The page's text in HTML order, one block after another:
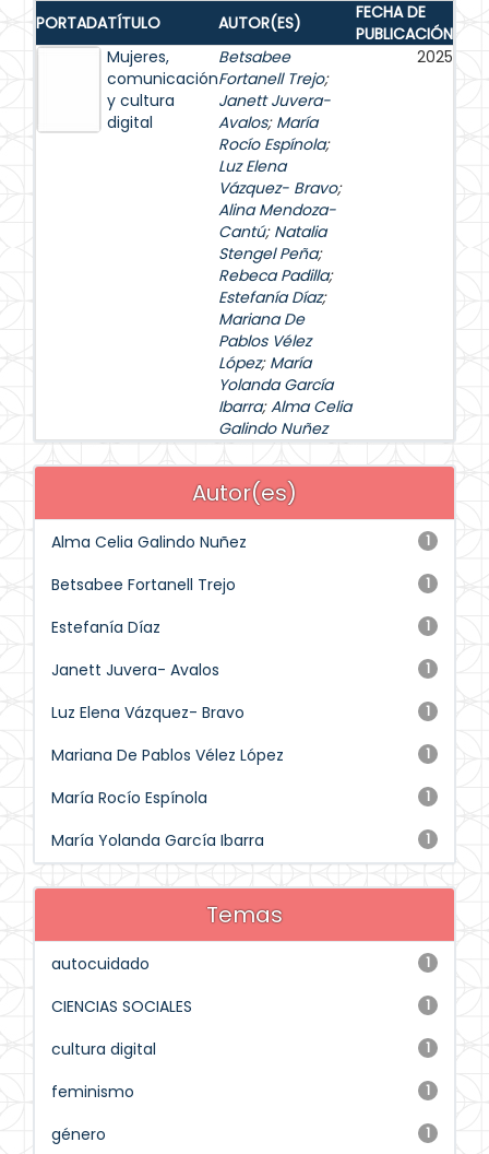
PORTADATÍTULO AUTOR(ES)
FECHA DE
PUBLICACIÓN
Mujeres,
comunicación
y cultura
digital
Betsabee
Fortanell Trejo;
Janett Juvera-
Avalos; María
Rocío Espínola;
Luz Elena
Vázquez- Bravo;
Alina Mendoza-
Cantú; Natalia
Stengel Peña;
Rebeca Padilla;
Estefanía Díaz;
Mariana De
Pablos Vélez
López; María
Yolanda García
Ibarra;Alma Celia
Galindo Nuñez
2025
Autor(es)
1
Alma Celia Galindo Nuñez
1
Betsabee Fortanell Trejo
1
Estefanía Díaz
1
Janett Juvera- Avalos
1
Luz Elena Vázquez- Bravo
1
Mariana De Pablos Vélez López
1
María Rocío Espínola
1
María Yolanda García Ibarra
Temas
1
autocuidado
1
CIENCIAS SOCIALES
1
cultura digital
1
feminismo
1
género